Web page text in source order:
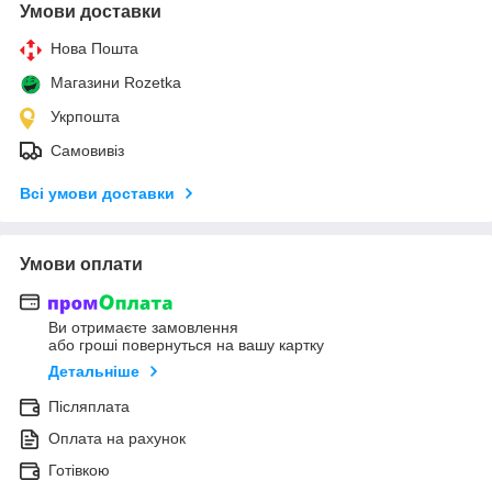
Умови доставки
Нова Пошта
Магазини Rozetka
Укрпошта
Самовивіз
Всі умови доставки
Умови оплати
Ви отримаєте замовлення
або гроші повернуться на вашу картку
Детальніше
Післяплата
Оплата на рахунок
Готівкою